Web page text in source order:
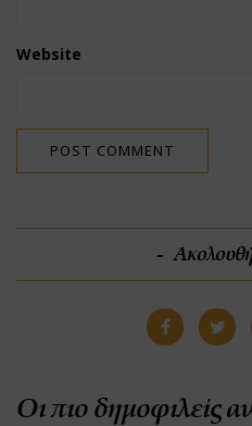
Website
Οι πιο δημοφιλείς